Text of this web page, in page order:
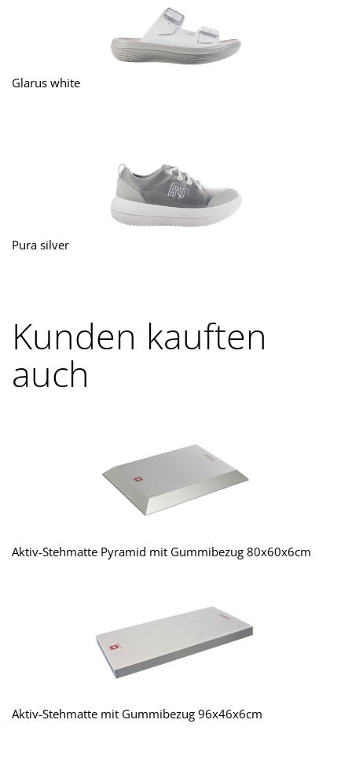
Glarus white
Pura silver
Kunden kauften
auch
Aktiv-Stehmatte Pyramid mit Gummibezug 80x60x6cm
Aktiv-Stehmatte mit Gummibezug 96x46x6cm